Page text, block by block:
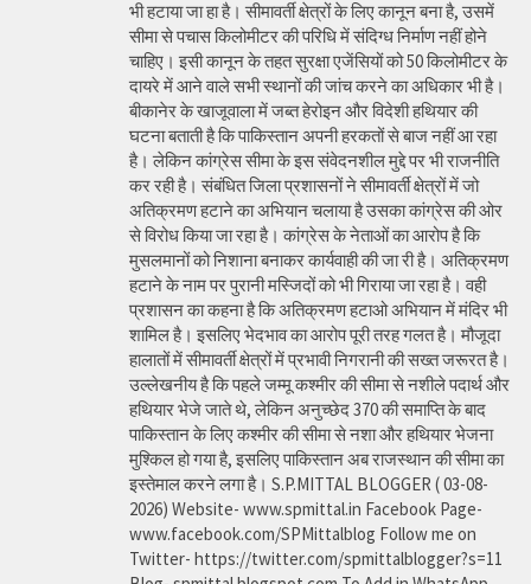
भी हटाया जा हा है। सीमावर्ती क्षेत्रों के लिए कानून बना है, उसमें
सीमा से पचास किलोमीटर की परिधि में संदिग्ध निर्माण नहीं होने
चाहिए। इसी कानून के तहत सुरक्षा एजेंसियों को 50 किलोमीटर के
दायरे में आने वाले सभी स्थानों की जांच करने का अधिकार भी है।
बीकानेर के खाजूवाला में जब्त हेरोइन और विदेशी हथियार की
घटना बताती है कि पाकिस्तान अपनी हरकतों से बाज नहीं आ रहा
है। लेकिन कांग्रेस सीमा के इस संवेदनशील मुद्दे पर भी राजनीति
कर रही है। संबंधित जिला प्रशासनों ने सीमावर्ती क्षेत्रों में जो
अतिक्रमण हटाने का अभियान चलाया है उसका कांग्रेस की ओर
से विरोध किया जा रहा है। कांग्रेस के नेताओं का आरोप है कि
मुसलमानों को निशाना बनाकर कार्यवाही की जा री है। अतिक्रमण
हटाने के नाम पर पुरानी मस्जिदों को भी गिराया जा रहा है। वही
प्रशासन का कहना है कि अतिक्रमण हटाओ अभियान में मंदिर भी
शामिल है। इसलिए भेदभाव का आरोप पूरी तरह गलत है। मौजूदा
हालातों में सीमावर्ती क्षेत्रों में प्रभावी निगरानी की सख्त जरूरत है।
उल्लेखनीय है कि पहले जम्मू कश्मीर की सीमा से नशीले पदार्थ और
हथियार भेजे जाते थे, लेकिन अनुच्छेद 370 की समाप्ति के बाद
पाकिस्तान के लिए कश्मीर की सीमा से नशा और हथियार भेजना
मुश्किल हो गया है, इसलिए पाकिस्तान अब राजस्थान की सीमा का
इस्तेमाल करने लगा है। S.P.MITTAL BLOGGER ( 03-08-
2026) Website- www.spmittal.in Facebook Page-
www.facebook.com/SPMittalblog Follow me on
Twitter- https://twitter.com/spmittalblogger?s=11